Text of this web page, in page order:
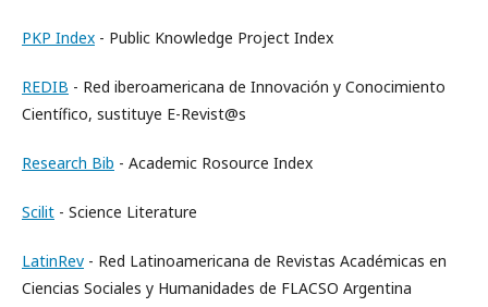
PKP Index - Public Knowledge Project Index
REDIB - Red iberoamericana de Innovación y Conocimiento
Científico, sustituye E-Revist@s
Research Bib - Academic Rosource Index
Scilit - Science Literature
LatinRev - Red Latinoamericana de Revistas Académicas en
Ciencias Sociales y Humanidades de FLACSO Argentina